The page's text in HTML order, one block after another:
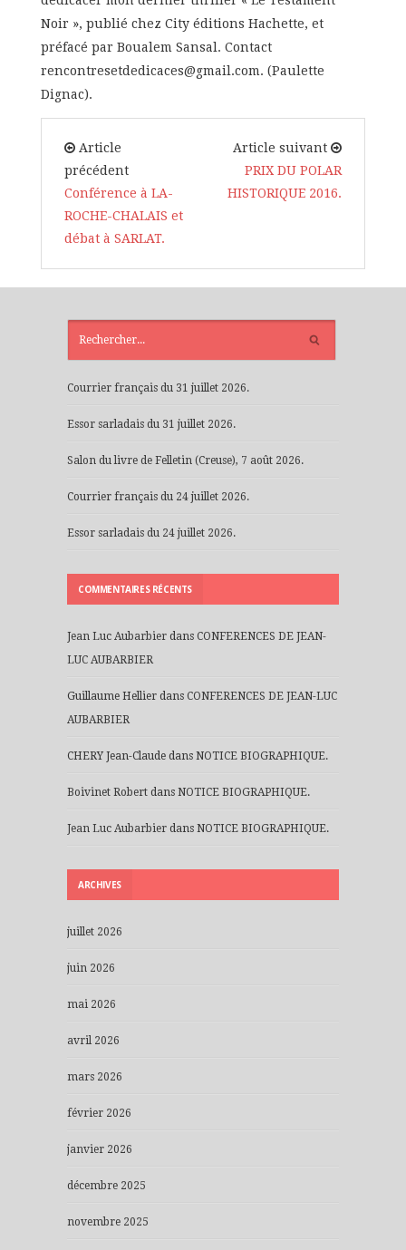
Noir », publié chez City éditions Hachette, et
préfacé par Boualem Sansal. Contact
rencontresetdedicaces@gmail.com. (Paulette
Dignac).
Article
précédent
Conférence à LA-
ROCHE-CHALAIS et
débat à SARLAT.
Article suivant
PRIX DU POLAR
HISTORIQUE 2016.
Courrier français du 31 juillet 2026.
Essor sarladais du 31 juillet 2026.
Salon du livre de Felletin (Creuse), 7 août 2026.
Courrier français du 24 juillet 2026.
Essor sarladais du 24 juillet 2026.
COMMENTAIRES RÉCENTS
Jean Luc Aubarbier dans CONFERENCES DE JEAN-
LUC AUBARBIER
Guillaume Hellier dans CONFERENCES DE JEAN-LUC
AUBARBIER
CHERY Jean-Claude dans NOTICE BIOGRAPHIQUE.
Boivinet Robert dans NOTICE BIOGRAPHIQUE.
Jean Luc Aubarbier dans NOTICE BIOGRAPHIQUE.
ARCHIVES
juillet 2026
juin 2026
mai 2026
avril 2026
mars 2026
février 2026
janvier 2026
décembre 2025
novembre 2025